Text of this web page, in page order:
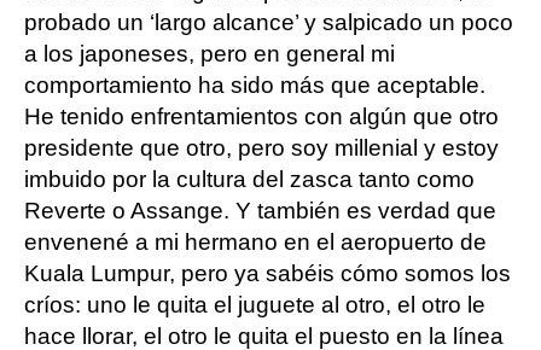
probado un ‘largo alcance’ y salpicado un poco
a los japoneses, pero en general mi
comportamiento ha sido más que aceptable.
He tenido enfrentamientos con algún que otro
presidente que otro, pero soy millenial y estoy
imbuido por la cultura del zasca tanto como
Reverte o Assange. Y también es verdad que
envenené a mi hermano en el aeropuerto de
Kuala Lumpur, pero ya sabéis cómo somos los
críos: uno le quita el juguete al otro, el otro le
hace llorar, el otro le quita el puesto en la línea